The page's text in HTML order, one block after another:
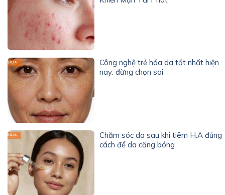
Công nghệ trẻ hóa da tốt nhất hiện
nay: đừng chọn sai
Chăm sóc da sau khi tiêm H.A đúng
cách để da căng bóng